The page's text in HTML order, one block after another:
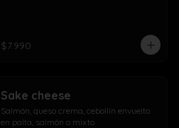
$7.990
Sake cheese
Salmón, queso crema, cebollín envuelto
en palta, salmón o mixto